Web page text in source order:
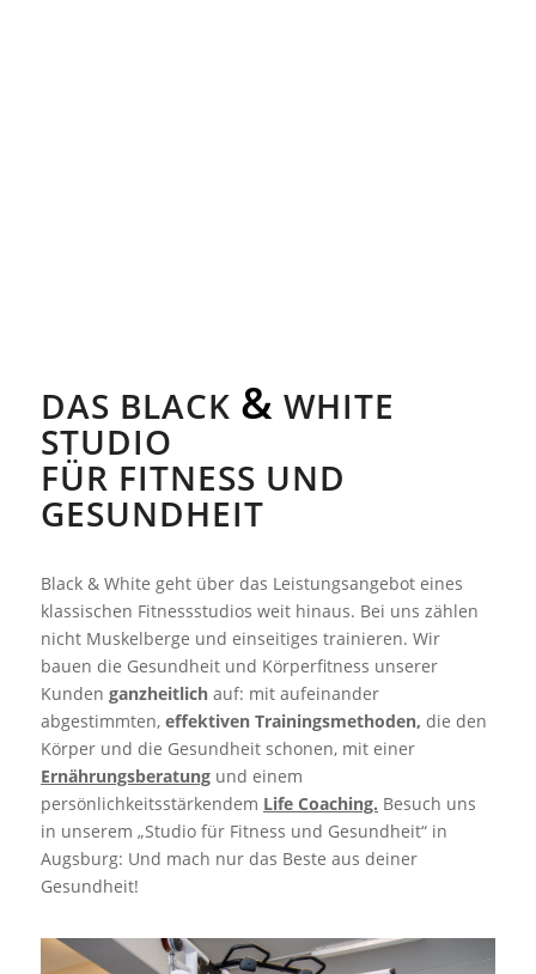
DAS BLACK & WHITE
STUDIO
FÜR FITNESS UND
GESUNDHEIT
Black & White geht über das Leistungsangebot eines
klassischen Fitnessstudios weit hinaus. Bei uns zählen
nicht Muskelberge und einseitiges trainieren. Wir
bauen die Gesundheit und Körperfitness unserer
Kunden ganzheitlich auf: mit aufeinander
abgestimmten, effektiven Trainingsmethoden, die den
Körper und die Gesundheit schonen, mit einer
Ernährungsberatung und einem
persönlichkeitsstärkendem Life Coaching. Besuch uns
in unserem „Studio für Fitness und Gesundheit“ in
Augsburg: Und mach nur das Beste aus deiner
Gesundheit!